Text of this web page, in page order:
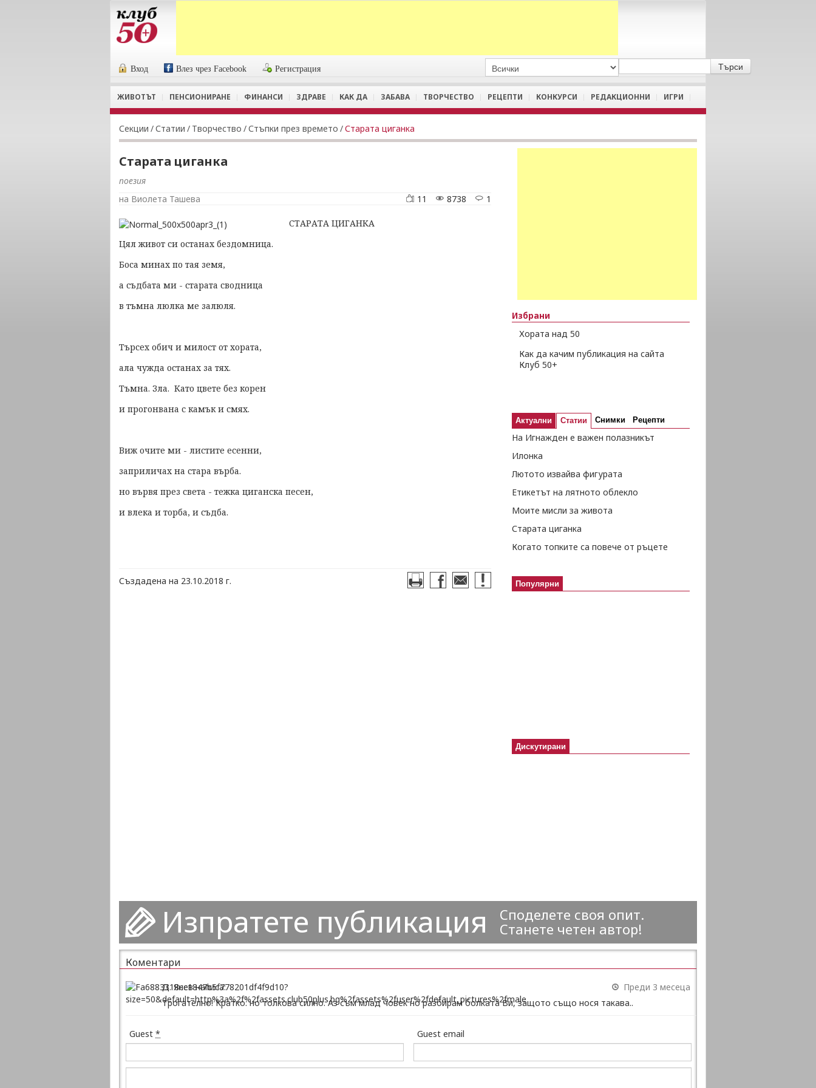
Вход Влез чрез Facebook Регистрация
ЖИВОТЪТ ПЕНСИОНИРАНЕ ФИНАНСИ ЗДРАВЕ КАК ДА ЗАБАВА ТВОРЧЕСТВО РЕЦЕПТИ КОНКУРСИ РЕДАКЦИОННИ ИГРИ
Секции /Статии / Творчество /Стъпки през времето /Старата циганка
Старата циганка
поезия
на Виолета Ташева
1
8738
11
СТАРАТА ЦИГАНКА
Цял живот си останах бездомница.
Боса минах по тая земя,
а съдбата ми - старата сводница
в тъмна люлка ме залюля.
Търсех обич и милост от хората,
ала чужда останах за тях.
Тъмна. Зла. Като цвете без корен
и прогонвана с камък и смях.
Виж очите ми - листите есенни,
заприличах на стара върба.
но вървя през света - тежка циганска песен,
и влека и торба, и съдба.
Създадена на 23.10.2018 г.
Избрани
Хората над 50
Как да качим публикация на сайта
Клуб 50+
Актуални Статии Снимки Рецепти
На Игнажден е важен полазникът
Илонка
Лютото извайва фигурата
Етикетът на лятното облекло
Моите мисли за живота
Старата циганка
Когато топките са повече от ръцете
Популярни
Дискутирани
Изпратете публикация
Споделете своя опит.
Станете четен автор!
Коментари
Д. Янев написа:
Преди 3 месеца
Трогателно! Кратко. но толкова силно. Аз съм млад човек но разбирам болката Ви, защото също нося такава..
Guest * Guest email